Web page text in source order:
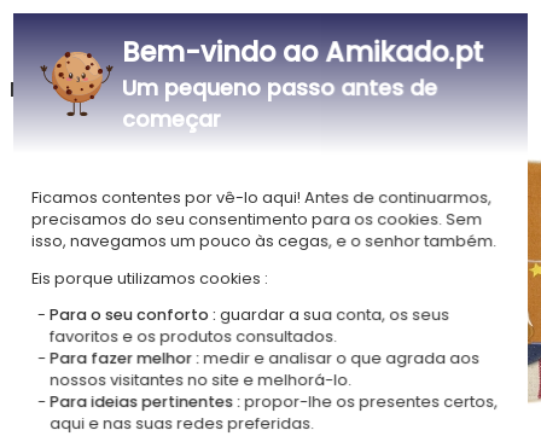
Na loja Sacos personalizados, descubra também
Bem-vindo ao Amikado.pt
Um pequeno passo antes de
começar
Ficamos contentes por vê-lo aqui! Antes de continuarmos,
precisamos do seu consentimento para os cookies. Sem
isso, navegamos um pouco às cegas, e o senhor também.
Eis porque utilizamos cookies :
Para o seu conforto : guardar a sua conta, os seus
favoritos e os produtos consultados.
Para fazer melhor :medir e analisar o que agrada aos
nossos visitantes no site e melhorá-lo.
Para ideias pertinentes :propor-lhe os presentes certos,
aqui e nas suas redes preferidas.